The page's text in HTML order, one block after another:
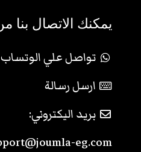
يمكنك الاتصال بنا
تواصل علي الوتساب
ارسل رسالة
بريد اليكتروني:
eg.com